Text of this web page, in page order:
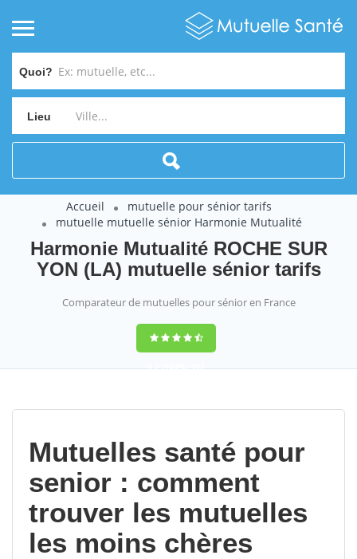
Quoi?
Lieu
Accueil
mutuelle pour sénior tarifs
mutuelle mutuelle sénior Harmonie Mutualité
Harmonie Mutualité ROCHE SUR
YON (LA) mutuelle sénior tarifs
Comparateur de mutuelles pour sénior en France
9,2(100%)452
Mutuelles santé pour
senior : comment
trouver les mutuelles
les moins chères